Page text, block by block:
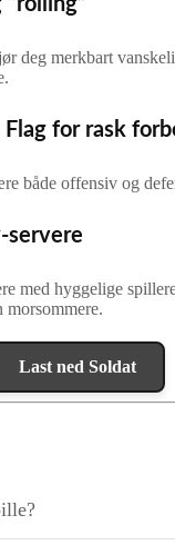
deg merkbart
for rask
både offensiv og
servere
med hyggelige
Last ned Soldat